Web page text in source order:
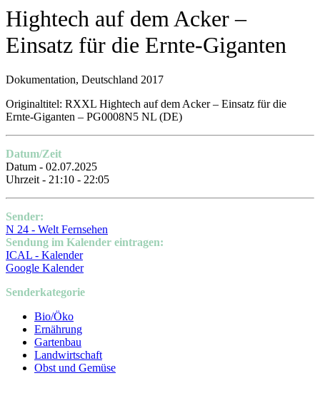
Hightech auf dem Acker –
Einsatz für die Ernte-Giganten
Dokumentation, Deutschland 2017
Originaltitel: RXXL Hightech auf dem Acker – Einsatz für die
Ernte-Giganten – PG0008N5 NL (DE)
Datum/Zeit
Datum - 02.07.2025
Uhrzeit - 21:10 - 22:05
Sender:
N 24 - Welt Fernsehen
Sendung im Kalender eintragen:
ICAL - Kalender
Google Kalender
Senderkategorie
Bio/Öko
Ernährung
Gartenbau
Landwirtschaft
Obst und Gemüse